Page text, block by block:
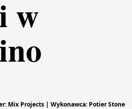
w
Mix Projects | Wykonawca: Potier Stone